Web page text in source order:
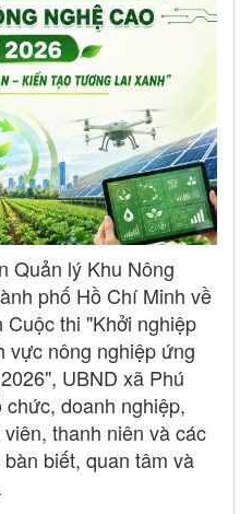
Quản lý Khu Nông
phố Hồ Chí Minh về
thi "Khởi nghiệp
vực nông nghiệp ứng
UBND xã Phú
doanh nghiệp,
thanh niên và các
biết, quan tâm và